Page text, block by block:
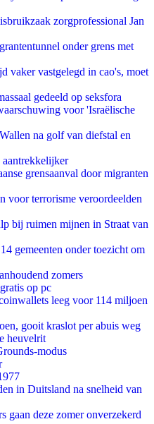
zorgprofessional Jan
onder grens met
vaker vastgelegd in cao's, moet
gedeeld op seksfora
voor 'Israëlische
na golf van diefstal en
grensaanval door migranten
voor terrorisme veroordeelden
bij ruimen mijnen in Straat van
gemeenten onder toezicht om
zomers
op pc
leeg voor 114 miljoen
gooit kraslot per abuis weg
heuvelrit
modus
in Duitsland na snelheid van
gaan deze zomer onverzekerd